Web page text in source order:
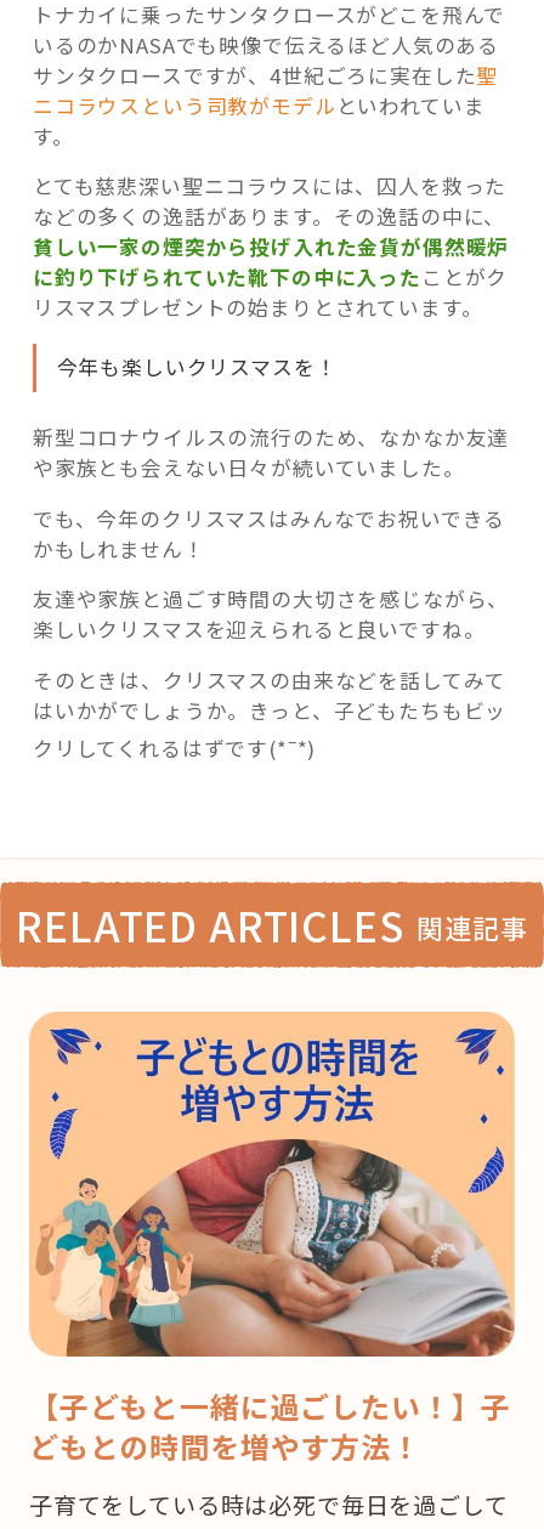
トナカイに乗ったサンタクロースがどこを飛んで
いるのかNASAでも映像で伝えるほど人気のある
サンタクロースですが、4世紀ごろに実在した聖
ニコラウスという司教がモデル といわれていま
す。
とても慈悲深い聖ニコラウスには、囚人を救った
などの多くの逸話があります。その逸話の中に、
貧しい一家の煙突から投げ入れた金貨が偶然暖炉
に釣り下げられていた靴下の中に入った ことがク
リスマスプレゼントの始まりとされています。
今年も楽しいクリスマスを！
新型コロナウイルスの流行のため、なかなか友達
や家族とも会えない日々が続いていました。
でも、今年のクリスマスはみんなでお祝いできる
かもしれません！
友達や家族と過ごす時間の大切さを感じながら、
楽しいクリスマスを迎えられると良いですね。
そのときは、クリスマスの由来などを話してみて
はいかがでしょうか。きっと、子どもたちもビッ
クリしてくれるはずです(*–*)
RELATED ARTICLES 関連記事
【子どもと一緒に過ごしたい！】子
どもとの時間を増やす方法！
子育てをしている時は必死で毎日を過ごして